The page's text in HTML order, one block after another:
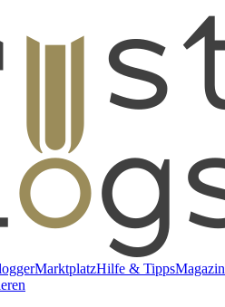
MarktplatzHilfe & TippsMagazin